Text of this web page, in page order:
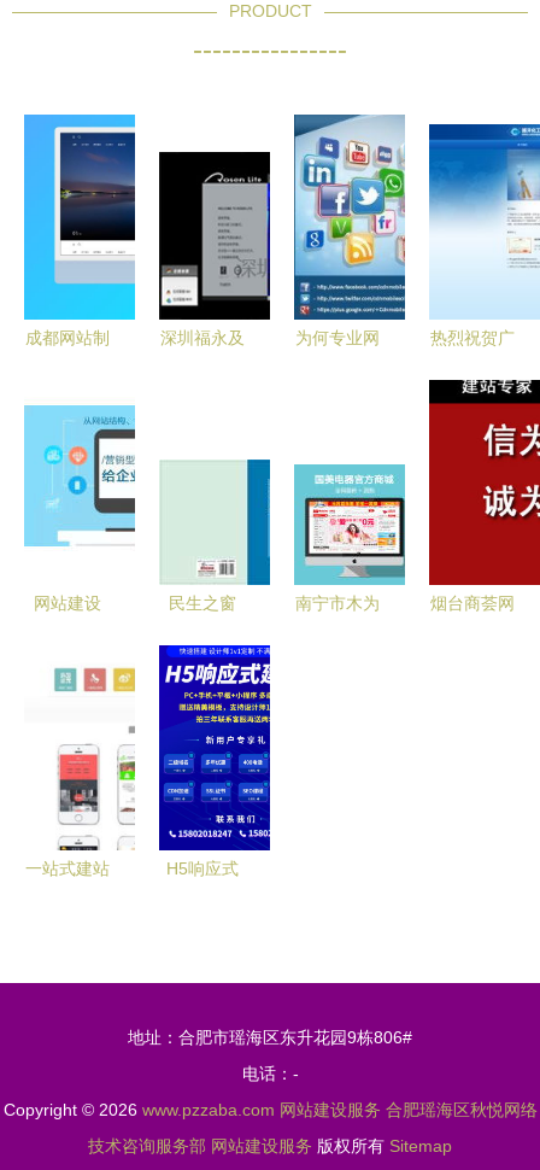
PRODUCT
----------------
成都网站制
企业盘点 8
家专业网站
建设服务商
深度解析
深圳福永及
为何专业网
从制作到服
务的全面解
析
热烈祝贺广
实业集团官
方网站成功
上线！
网站建设
战略的基石
全解析
民生之窗
服务一站式
解决方案
南宁市木为
烟台商荟网
一站式建站
H5响应式
地址：合肥市瑶海区东升花园9栋806#
电话：-
Copyright © 2026 www.pzzaba.com 网站建设服务 合肥瑶海区秋悦网络
技术咨询服务部 网站建设服务 版权所有 Sitemap